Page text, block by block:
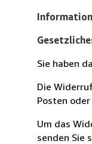
Sie haben
Die
Posten
Um das
senden Sie